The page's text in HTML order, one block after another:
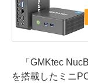
「GMKtec
を搭載したミニ